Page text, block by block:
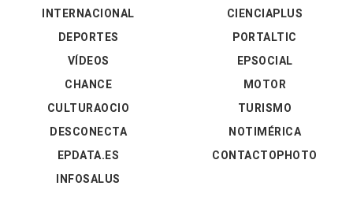
INTERNACIONAL
DEPORTES
VÍDEOS
CIENCIAPLUS
PORTALTIC
EPSOCIAL
CHANCE
CULTURAOCIO
DESCONECTA
EPDATA.ES
INFOSALUS
MOTOR
TURISMO
NOTIMÉRICA
CONTACTOPHOTO